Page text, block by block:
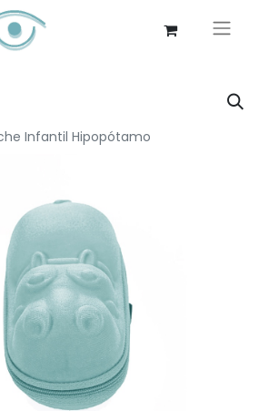
Infantil Hipopótamo